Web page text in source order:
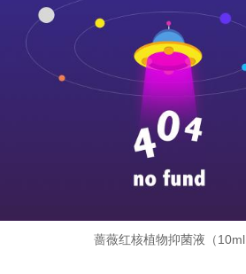
蔷薇红核植物抑菌液（10ml